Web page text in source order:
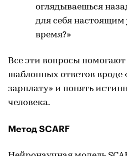
оглядываешься
для себя настоящим
время?»
Все эти вопросы
шаблонных ответов вроде
зарплату» и понять
человека.
Метод SCARF